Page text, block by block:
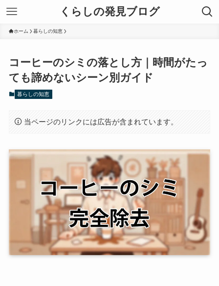
くらしの発見ブログ
ホーム 暮らしの知恵
コーヒーのシミの落とし方｜時間がたっ
ても諦めないシーン別ガイド
暮らしの知恵
当ページのリンクには広告が含まれています。